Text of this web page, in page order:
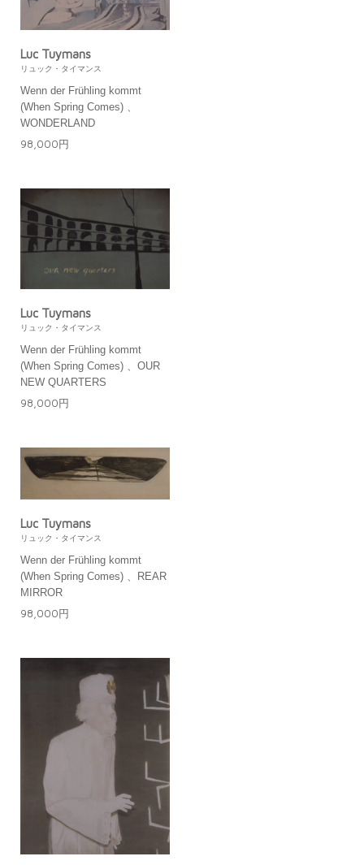
Luc Tuymans
リュック・タイマンス
Wenn der Frühling kommt
(When Spring Comes) 、
WONDERLAND
98,000円
Luc Tuymans
リュック・タイマンス
Wenn der Frühling kommt
(When Spring Comes) 、OUR
NEW QUARTERS
98,000円
Luc Tuymans
リュック・タイマンス
Wenn der Frühling kommt
(When Spring Comes) 、REAR
MIRROR
98,000円